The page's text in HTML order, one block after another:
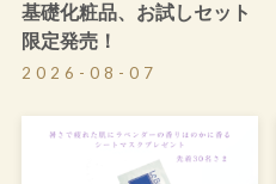
基礎化粧品、お試しセット
限定発売！
2026-08-07